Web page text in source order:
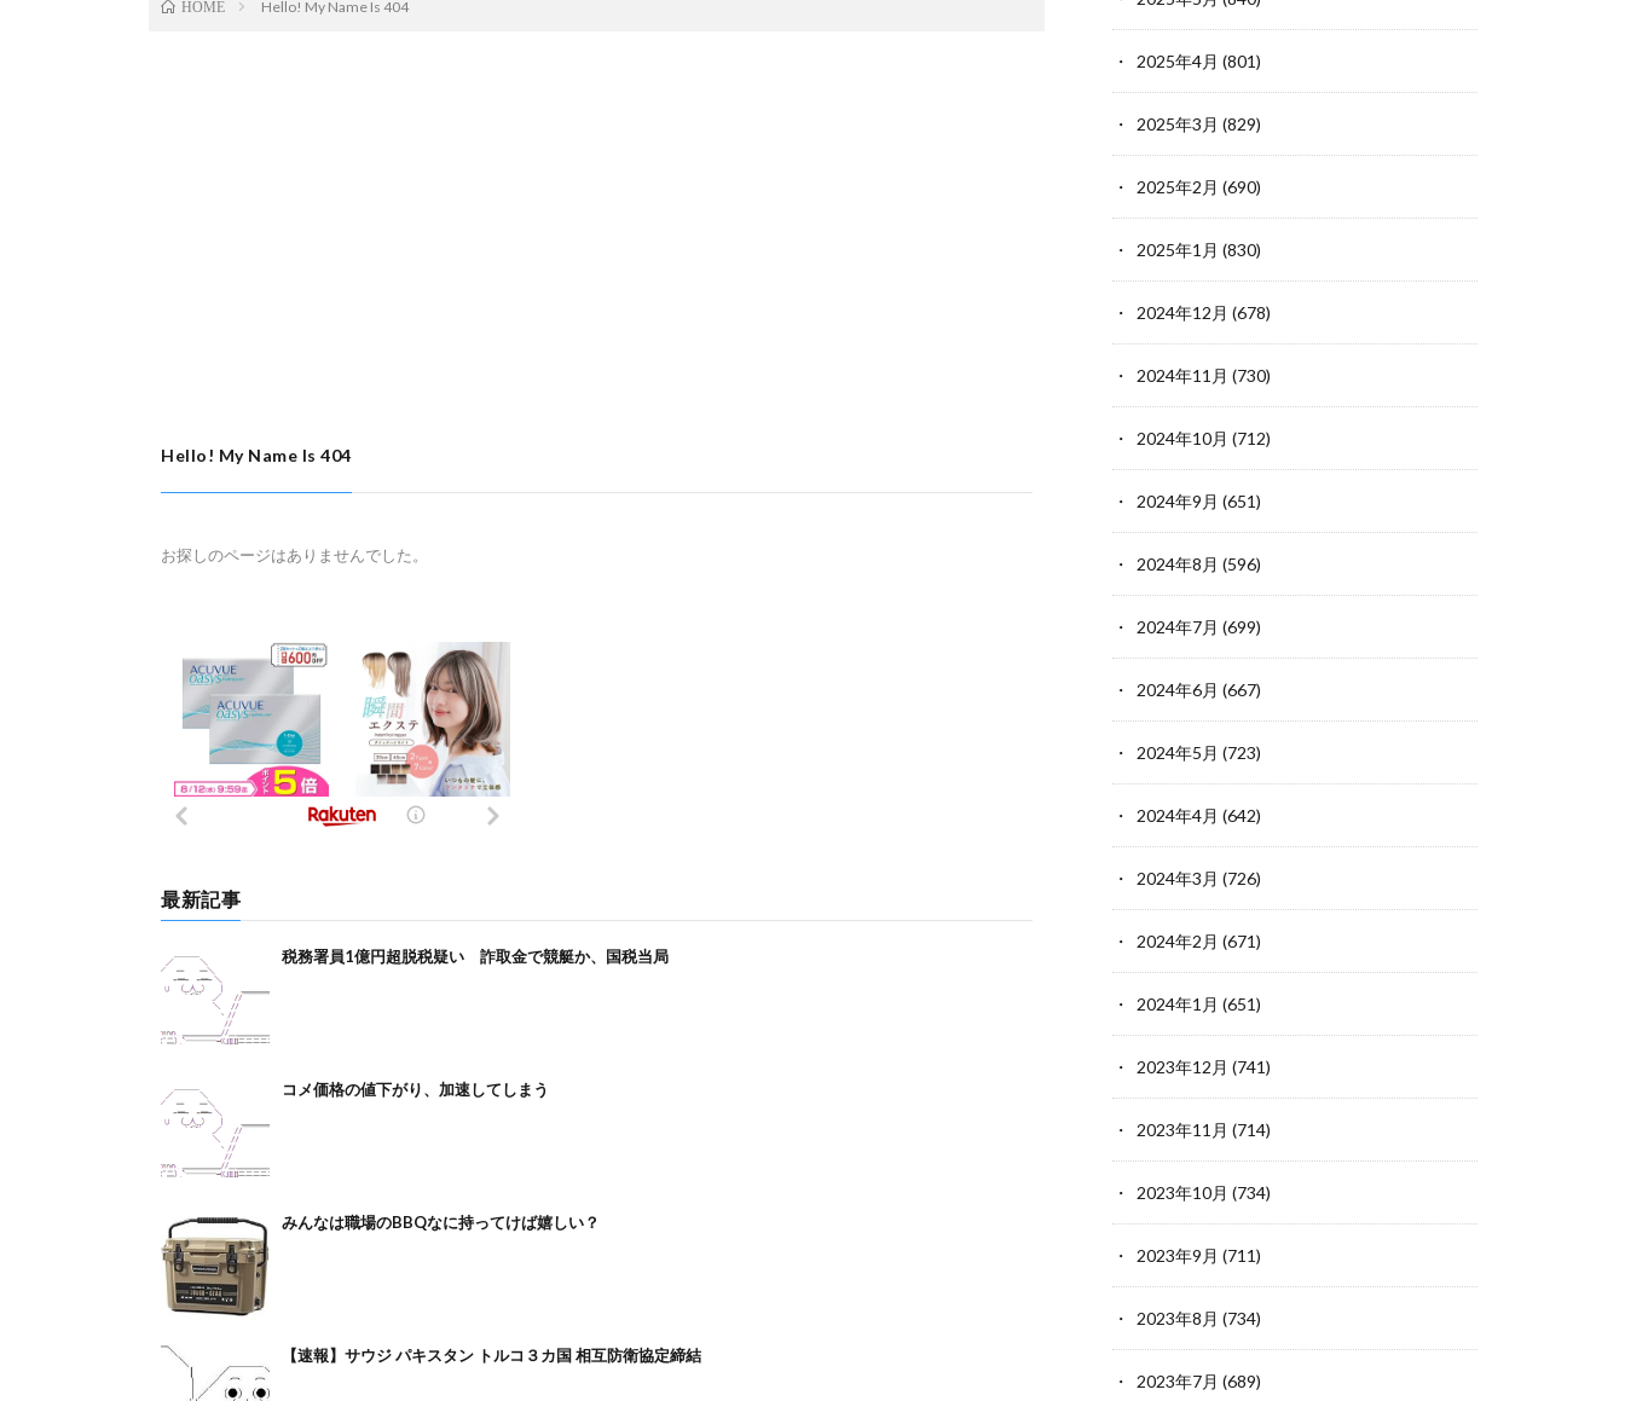
2025年4月 (801)
2025年3月 (829)
2025年2月 (690)
2025年1月 (830)
2024年12月 (678)
2024年11月 (730)
2024年10月 (712)
2024年9月 (651)
2024年8月 (596)
2024年7月 (699)
2024年6月 (667)
2024年5月 (723)
2024年4月 (642)
2024年3月 (726)
2024年2月 (671)
2024年1月 (651)
2023年12月 (741)
2023年11月 (714)
2023年10月 (734)
2023年9月 (711)
2023年8月 (734)
2023年7月 (689)